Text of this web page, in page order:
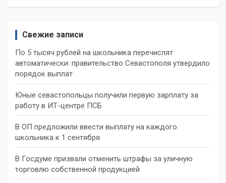
Свежие записи
По 5 тысяч рублей на школьника перечислят
автоматически: правительство Севастополя утвердило
порядок выплат
Юные севастопольцы получили первую зарплату за
работу в ИТ-центре ПСБ
В ОП предложили ввести выплату на каждого
школьника к 1 сентября
В Госдуме призвали отменить штрафы за уличную
торговлю собственной продукцией